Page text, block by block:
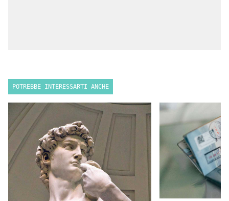
POTREBBE INTERESSARTI ANCHE